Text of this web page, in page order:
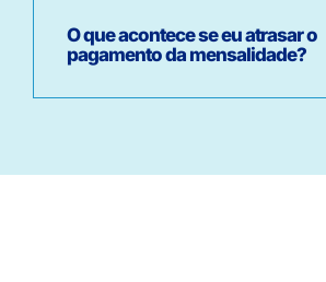
O que acontece se eu atrasar o
pagamento da mensalidade?